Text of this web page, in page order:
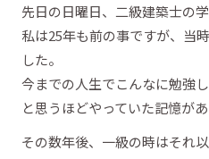
先日の日曜日、二級建築士の
私は25年も前の事ですが、当
した。
今までの人生でこんなに勉強
と思うほどやっていた記憶があ
その数年後、一級の時はそれ